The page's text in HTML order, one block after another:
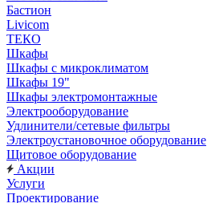
Бастион
Livicom
ТЕКО
Шкафы
Шкафы с микроклиматом
Шкафы 19"
Шкафы электромонтажные
Электрооборудование
Удлинители/сетевые фильтры
Электроустановочное оборудование
Щитовое оборудование
Акции
Услуги
Проектирование